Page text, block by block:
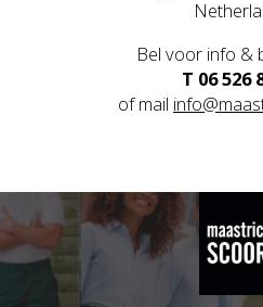
Bel voor info &
T 06 526
of mail